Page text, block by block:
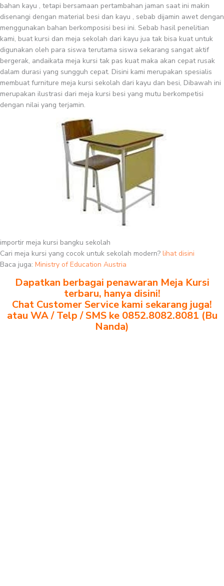
bahan kayu , tetapi bersamaan pertambahan jaman saat ini makin
disenangi dengan material besi dan kayu , sebab dijamin awet dengan
menggunakan bahan berkomposisi besi ini. Sebab hasil penelitian
kami, buat kursi dan meja sekolah dari kayu jua tak bisa kuat untuk
digunakan oleh para siswa terutama siswa sekarang sangat aktif
bergerak, andaikata meja kursi tak pas kuat maka akan cepat rusak
dalam durasi yang sungguh cepat. Disini kami merupakan spesialis
membuat furniture meja kursi sekolah dari kayu dan besi, Dibawah ini
merupakan ilustrasi dari meja kursi besi yang mutu berkompetisi
dengan nilai yang terjamin.
importir meja kursi bangku sekolah
Cari meja kursi yang cocok untuk sekolah modern? lihat disini
Baca juga: Ministry of Education Austria
Dapatkan berbagai penawaran Meja Kursi
terbaru, hanya disini!
Chat Customer Service kami sekarang juga!
atau WA / Telp / SMS ke 0852.8082.8081 (Bu
Nanda)